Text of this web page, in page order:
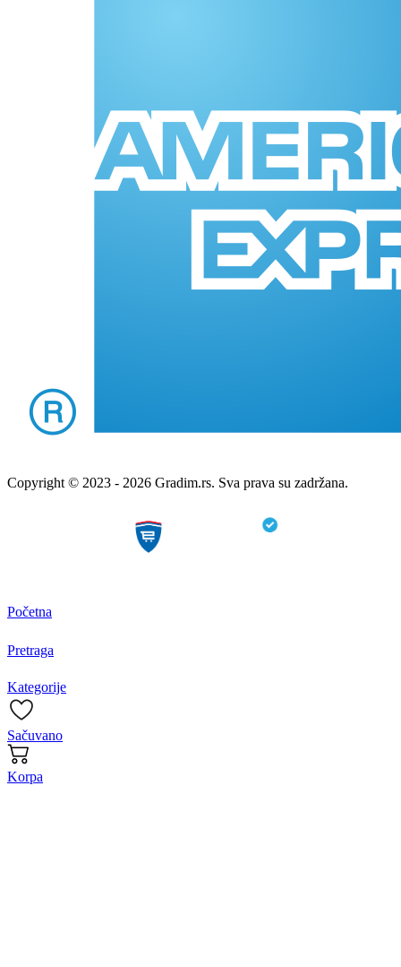
Copyright © 2023 - 2026 Gradim.rs. Sva prava su zadržana.
Početna
Pretraga
Kategorije
Sačuvano
Korpa